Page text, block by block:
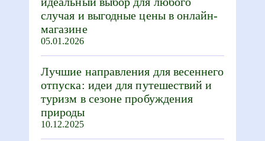
случая и выгодные цены в онлайн-
магазине
05.01.2026
Лучшие направления для весеннего
отпуска: идеи для путешествий и
туризм в сезоне пробуждения
природы
10.12.2025